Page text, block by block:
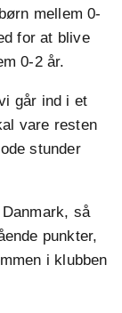
mellem 0-
for at blive
0-2 år.
går ind i et
vare resten
stunder
så
punkter,
i klubben